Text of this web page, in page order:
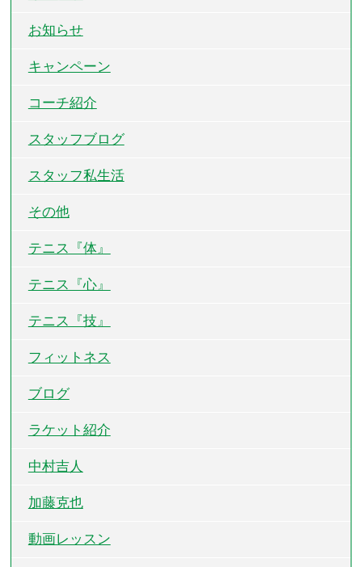
お知らせ
キャンペーン
コーチ紹介
スタッフブログ
スタッフ私生活
その他
テニス『体』
テニス『心』
テニス『技』
フィットネス
ブログ
ラケット紹介
中村吉人
加藤克也
動画レッスン